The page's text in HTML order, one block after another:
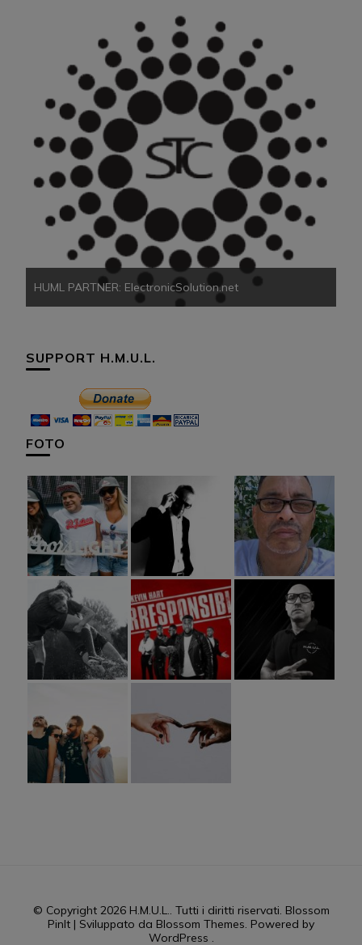
HUML PARTNER: ElectronicSolution.net
SUPPORT H.M.U.L.
FOTO
© Copyright 2026 H.M.U.L.. Tutti i diritti riservati. Blossom
PinIt | Sviluppato da Blossom Themes. Powered by
WordPress .